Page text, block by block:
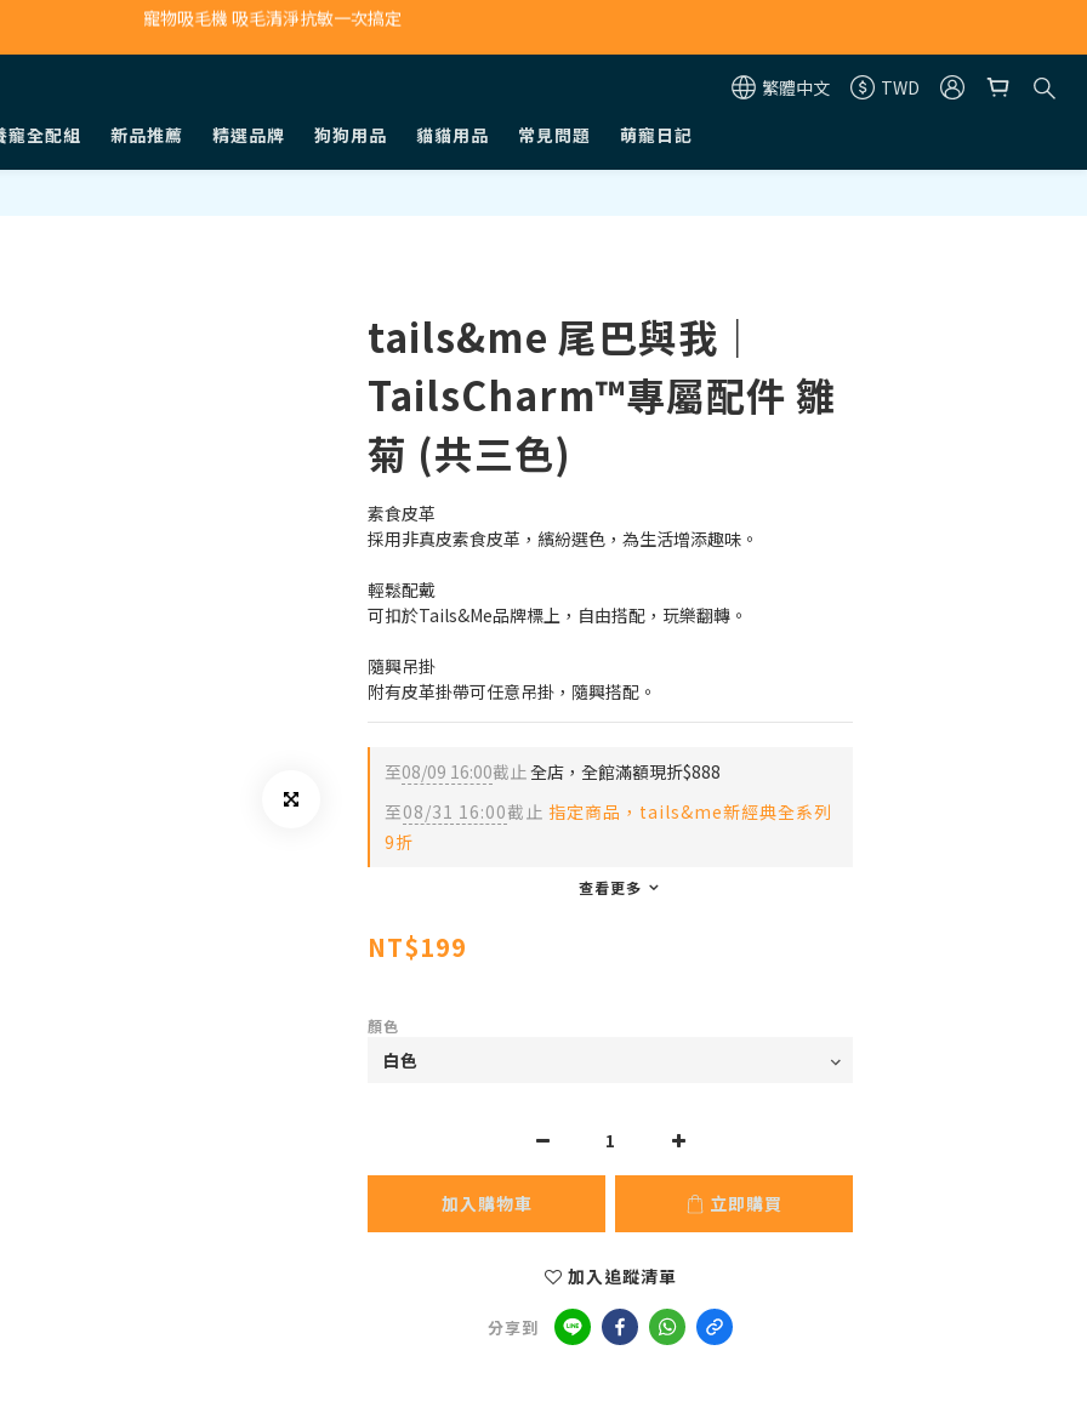
寵物吸毛機 吸毛清淨抗敏一次搞定
鮮食調理機 一鍵出餐超省力
繁體中文
TWD
寵全配組
新品推薦 精選品牌 狗狗用品 貓貓用品 常見問題 萌寵日記
tails&me 尾巴與我｜
TailsCharm™專屬配件 雛
菊 (共三色)
素食皮革
採用非真皮素食皮革，繽紛選色，為生活增添趣味。
輕鬆配戴
可扣於Tails&Me品牌標上，自由搭配，玩樂翻轉。
隨興吊掛
附有皮革掛帶可任意吊掛，隨興搭配。
至08/09 16:00截止全店，全館滿額現折$888
至08/31 16:00截止 指定商品，tails&me新經典全系列
9折
查看更多
NT$199
顏色
加入購物車 立即購買
加入追蹤清單
分享到